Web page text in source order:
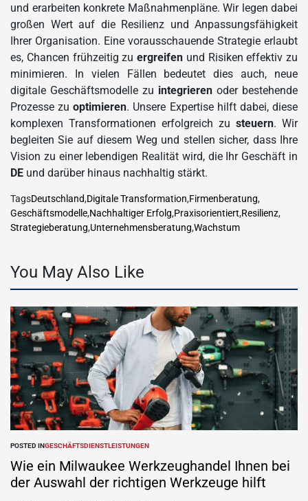
und erarbeiten konkrete Maßnahmenpläne. Wir legen dabei
großen Wert auf die Resilienz und Anpassungsfähigkeit
Ihrer Organisation. Eine vorausschauende Strategie erlaubt
es, Chancen frühzeitig zu ergreifen und Risiken effektiv zu
minimieren. In vielen Fällen bedeutet dies auch, neue
digitale Geschäftsmodelle zu integrieren oder bestehende
Prozesse zuoptimieren. Unsere Expertise hilft dabei, diese
komplexen Transformationen erfolgreich zu steuern. Wir
begleiten Sie auf diesem Weg und stellen sicher, dass Ihre
Vision zu einer lebendigen Realität wird, die Ihr Geschäft in
DE und darüber hinaus nachhaltig stärkt.
TagsDeutschland,Digitale Transformation,Firmenberatung,
Geschäftsmodelle,Nachhaltiger Erfolg,Praxisorientiert,Resilienz,
Strategieberatung,Unternehmensberatung,Wachstum
You May Also Like
POSTED INGESCHÄFTSDIENSTLEISTUNGEN
Wie ein Milwaukee Werkzeughandel Ihnen bei
der Auswahl der richtigen Werkzeuge hilft